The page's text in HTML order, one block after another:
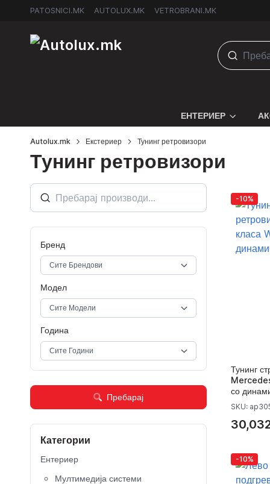
PATOSNICI.MK AUTOLUX.MK VETROBRANI.MK
ЕНТЕРИЕР
Autolux.mk Екстериер Тунинг ретровизори
Тунинг ретровизори
Бренд
Модел
Година
Пребарај
Категории
Ентериер
Мултимедија системи
-10%
Тунинг
со
SKU:
-10%